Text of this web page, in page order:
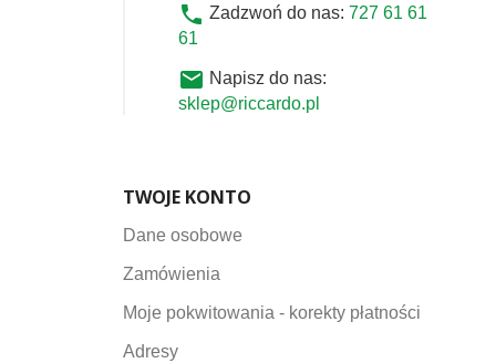
phone Zadzwoń do nas: 727 61 61
61
email Napisz do nas:
sklep@riccardo.pl
TWOJE KONTO
Dane osobowe
Zamówienia
Moje pokwitowania - korekty płatności
Adresy